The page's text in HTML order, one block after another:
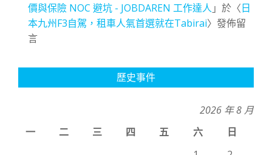
價與保險 NOC 避坑 - JOBDAREN 工作達人 」於〈日
本九州F3自駕，租車人氣首選就在Tabirai〉發佈留
言
歷史事件
2026 年 8 月
一
二 三 四 五 六
日